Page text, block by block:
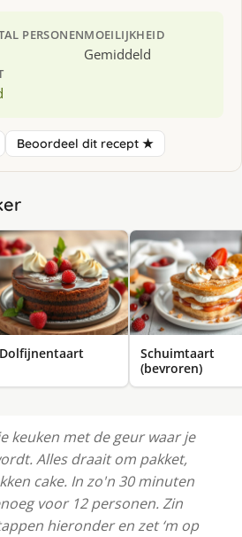
PERSONENMOEILIJKHEID
Gemiddeld
Beoordeel dit recept ★
Dolfijnentaart
Schuimtaart
(bevroren)
keuken met de geur waar je
Alles draait om pakket,
cake. In zo'n 30 minuten
voor 12 personen. Zin
hieronder en zet ‘m op